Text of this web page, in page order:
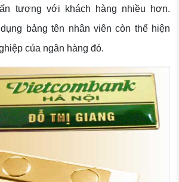
tượng với khách hàng nhiều hơn.
bảng tên nhân viên còn thể hiện
của ngân hàng đó.